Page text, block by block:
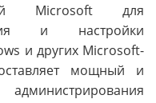
Microsoft для
и настройки
и других Microsoft-
мощный и